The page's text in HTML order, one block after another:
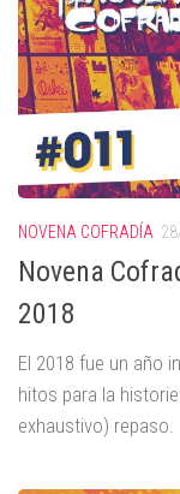
NOVENA COFRADÍA
Novena
2018
El 2018 fue un año
hitos para la
exhaustivo) repaso.